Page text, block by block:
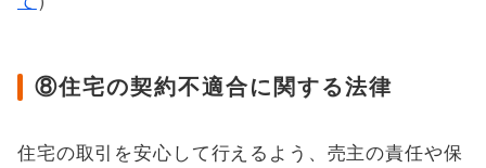
⑧住宅の契約不適合に関する法律
住宅の取引を安心して行えるよう、売主の責任や保